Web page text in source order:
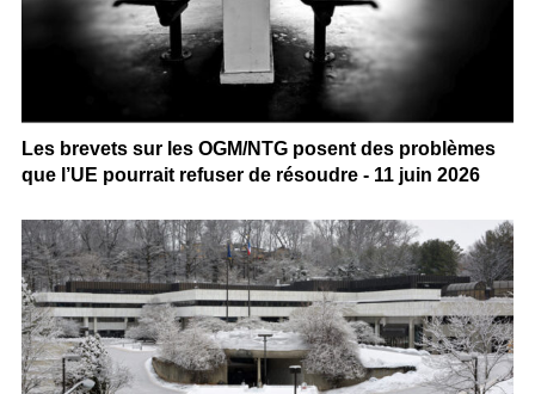
Les brevets sur les OGM/NTG posent des problèmes
que l’UE pourrait refuser de résoudre - 11 juin 2026